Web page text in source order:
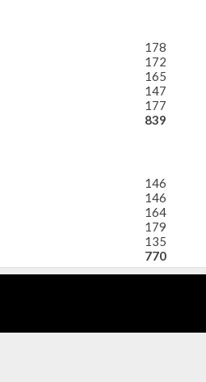
178
172
165
147
177
839
146
146
164
179
135
770